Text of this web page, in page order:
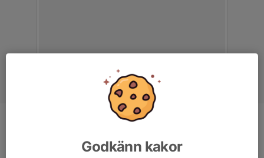
Godkänn kakor